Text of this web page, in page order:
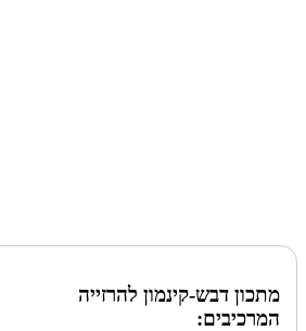
מתכון דבש-קינמון להרזייה
המרכיבים: